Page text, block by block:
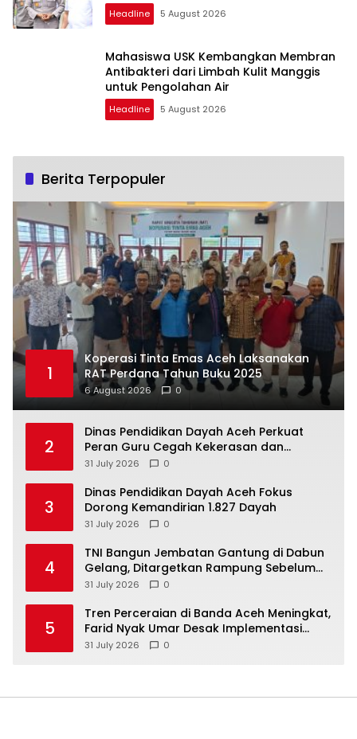
Headline 5 August 2026
Mahasiswa USK Kembangkan Membran
Antibakteri dari Limbah Kulit Manggis
untuk Pengolahan Air
Headline 5 August 2026
Berita Terpopuler
1
Koperasi Tinta Emas Aceh Laksanakan
RAT Perdana Tahun Buku 2025
6 August 2026 0
2
Dinas Pendidikan Dayah Aceh Perkuat
Peran Guru Cegah Kekerasan dan
Perundungan di Lingkungan Santri
31 July 2026 0
3
Dinas Pendidikan Dayah Aceh Fokus
Dorong Kemandirian 1.827 Dayah
31 July 2026 0
4
TNI Bangun Jembatan Gantung di Dabun
Gelang, Ditargetkan Rampung Sebelum
HUT ke-81 RI
31 July 2026 0
5
Tren Perceraian di Banda Aceh Meningkat,
Farid Nyak Umar Desak Implementasi
Qanun Ketahanan Keluarga
31 July 2026 0